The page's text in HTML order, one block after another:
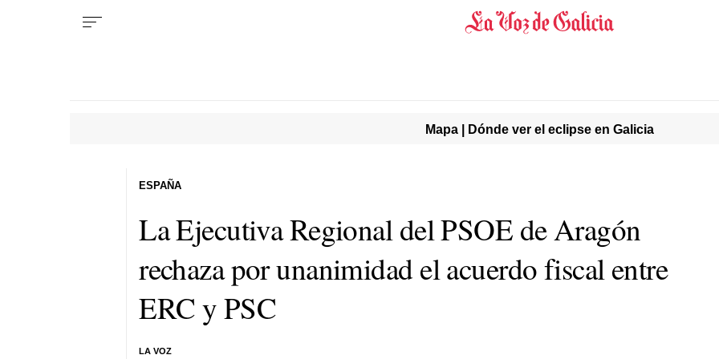
Mapa | Dónde ver el eclipse en Galicia
La Ejecutiva Regional del PSOE de Aragón
rechaza por unanimidad el acuerdo fiscal entre
ERC y PSC
LA VOZ
ESPAÑA